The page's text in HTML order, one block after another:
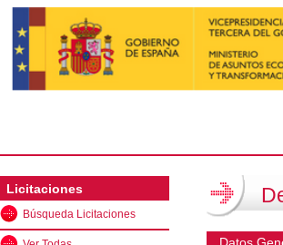
Licitaciones
Búsqueda Licitaciones